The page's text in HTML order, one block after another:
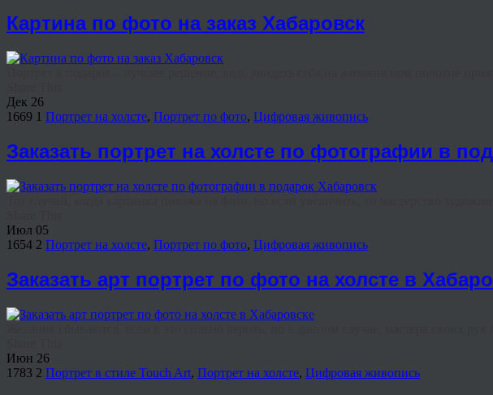
Картина по фото на заказ Хабаровск
Дек 26
1669 1 Портрет на холсте, Портрет по фото, Цифровая живопись
Заказать портрет на холсте по фотографии в
Июл 05
1654 2 Портрет на холсте, Портрет по фото, Цифровая живопись
Заказать арт портрет по фото на холсте в
Июн 26
1783 2 Портрет в стиле Touch Art, Портрет на холсте, Цифровая живопись